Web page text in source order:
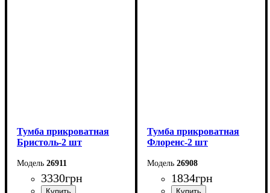
Тумба прикроватная
Бристоль-2 шт
26911
3330грн
Тумба прикроватная
Флоренс-2 шт
26908
1834грн